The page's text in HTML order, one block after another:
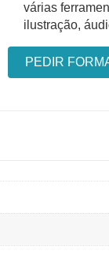
várias
ilustração,
PEDIR